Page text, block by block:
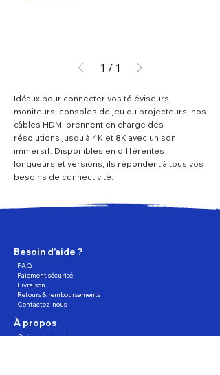
1 / 1
Idéaux pour connecter vos téléviseurs,
moniteurs, consoles de jeu ou projecteurs, nos
câbles HDMI prennent en charge des
résolutions jusqu’à 4K et 8K avec un son
immersif. Disponibles en différentes
longueurs et versions, ils répondent à tous vos
besoins de connectivité.
Besoin d’aide ?
FAQ
Paiement sécurisé
Livraison
Retours & remboursements
Contactez-nous
À propos
Qui sommes nous